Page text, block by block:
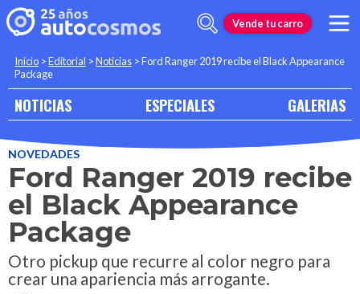
Vende tu carro
Inicio >Editorial >Noticias >Ford Ranger 2019 recibe el Black Appearance
Package
NOTICIAS ESPECIALES GALERIAS
NOVEDADES
Ford Ranger 2019 recibe
el Black Appearance
Package
Otro pickup que recurre al color negro para
crear una apariencia más arrogante.